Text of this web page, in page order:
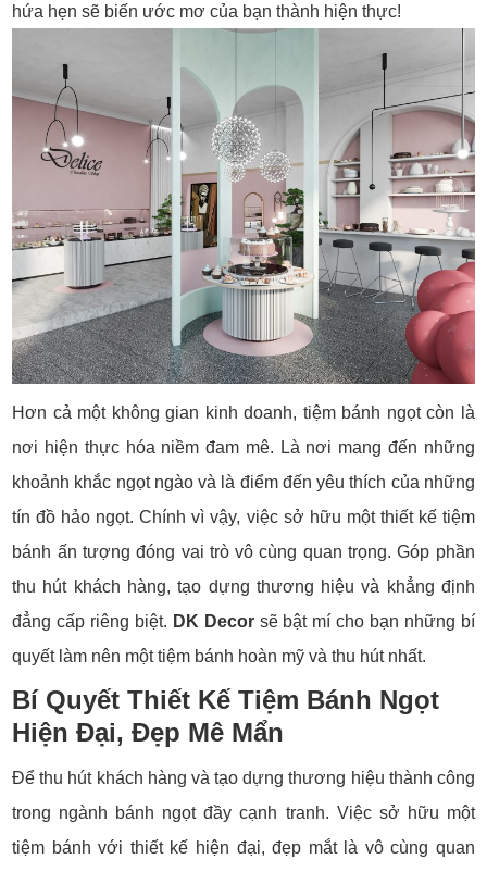
hứa hẹn sẽ biến ước mơ của bạn thành hiện thực!
Hơn cả một không gian kinh doanh, tiệm bánh ngọt còn là
nơi hiện thực hóa niềm đam mê. Là nơi mang đến những
khoảnh khắc ngọt ngào và là điểm đến yêu thích của những
tín đồ hảo ngọt. Chính vì vậy, việc sở hữu một thiết kế tiệm
bánh ấn tượng đóng vai trò vô cùng quan trọng. Góp phần
thu hút khách hàng, tạo dựng thương hiệu và khẳng định
đẳng cấp riêng biệt. DK Decorsẽ bật mí cho bạn những bí
quyết làm nên một tiệm bánh hoàn mỹ và thu hút nhất.
Bí Quyết Thiết Kế Tiệm Bánh Ngọt
Hiện Đại, Đẹp Mê Mẩn
Để thu hút khách hàng và tạo dựng thương hiệu thành công
trong ngành bánh ngọt đầy cạnh tranh. Việc sở hữu một
tiệm bánh với thiết kế hiện đại, đẹp mắt là vô cùng quan